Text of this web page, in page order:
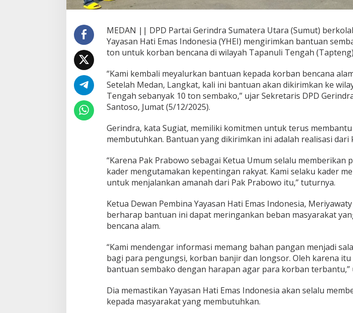
K
i
i
m
1
T
n
S
m
a
k
k
e
T
a
t
e
n
MEDAN || DPD Partai Gerindra Sumatera Utara (Sumut)
Yayasan Hati Emas Indonesia (YHEI) mengirimkan bantuan
ton untuk korban bencana di wilayah Tapanuli Tengah
“Kami kembali meyalurkan bantuan kepada korban bencana
Setelah Medan, Langkat, kali ini bantuan akan dikirimkan ke
Tengah sebanyak 10 ton sembako,” ujar Sekretaris DPD
Santoso, Jumat (5/12/2025).
Gerindra, kata Sugiat, memiliki komitmen untuk terus
membutuhkan. Bantuan yang dikirimkan ini adalah realisasi dari
“Karena Pak Prabowo sebagai Ketua Umum selalu memberikan
kader mengutamakan kepentingan rakyat. Kami selaku kader
untuk menjalankan amanah dari Pak Prabowo itu,” tuturnya.
Ketua Dewan Pembina Yayasan Hati Emas Indonesia,
berharap bantuan ini dapat meringankan beban masyarakat
bencana alam.
“Kami mendengar informasi memang bahan pangan menjadi
bagi para pengungsi, korban banjir dan longsor. Oleh karena
bantuan sembako dengan harapan agar para korban terbantu,”
Dia memastikan Yayasan Hati Emas Indonesia akan selalu
kepada masyarakat yang membutuhkan.